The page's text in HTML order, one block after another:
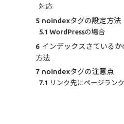
対応
5 noindexタグの設定方法
5.1 WordPressの場合
6 インデックスさているか
方法
7 noindexタグの注意点
7.1 リンク先にページラン